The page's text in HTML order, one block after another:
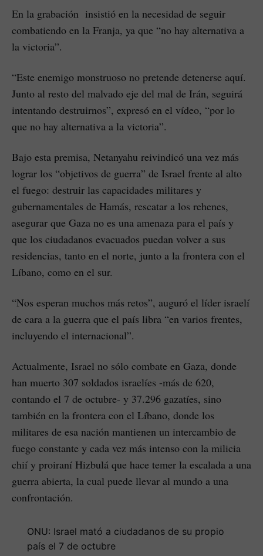
En la grabación insistió en la necesidad de seguir
combatiendo en la Franja, ya que “no hay alternativa a
la victoria”.
“Este enemigo monstruoso no pretende detenerse aquí.
Junto al resto del malvado eje del mal de Irán, seguirá
intentando destruirnos”, expresó en el vídeo, “por lo
que no hay alternativa a la victoria”.
Bajo esta premisa, Netanyahu reivindicó una vez más
lograr los “objetivos de guerra” de Israel frente al alto
el fuego: destruir las capacidades militares y
gubernamentales de Hamás, rescatar a los rehenes,
asegurar que Gaza no es una amenaza para el país y
que los ciudadanos evacuados puedan volver a sus
residencias, tanto en el norte, junto a la frontera con el
Líbano, como en el sur.
“Nos esperan muchos más retos”, auguró el líder israelí
de cara a la guerra que el país libra “en varios frentes,
incluyendo el internacional”.
Actualmente, Israel no sólo combate en Gaza, donde
han muerto 307 soldados israelíes -más de 620,
contando el 7 de octubre- y 37.296 gazatíes, sino
también en la frontera con el Líbano, donde los
militares de esa nación mantienen un intercambio de
fuego constante y cada vez más intenso con la milicia
chií y proiraní Hizbulá que hace temer la escalada a una
guerra abierta, la cual puede llevar al mundo a una
confrontación.
ONU: Israel mató a ciudadanos de su propio
país el 7 de octubre